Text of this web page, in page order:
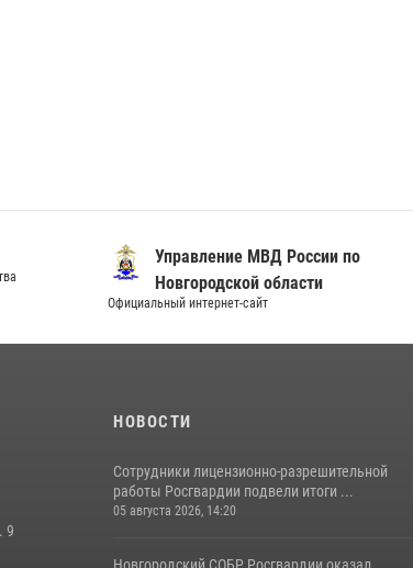
Управление МВД России по
Новгородской области
Официальный интернет-сайт
9
НОВОСТИ
Сотрудники лицензионно-разрешительной
работы Росгвардии подвели итоги ...
05 августа 2026, 14:20